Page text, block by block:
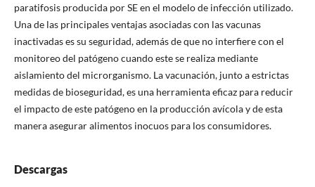
paratifosis producida por SE en el modelo de infección utilizado.
Una de las principales ventajas asociadas con las vacunas
inactivadas es su seguridad, además de que no interfiere con el
monitoreo del patógeno cuando este se realiza mediante
aislamiento del microrganismo. La vacunación, junto a estrictas
medidas de bioseguridad, es una herramienta eficaz para reducir
el impacto de este patógeno en la producción avícola y de esta
manera asegurar alimentos inocuos para los consumidores.
Descargas